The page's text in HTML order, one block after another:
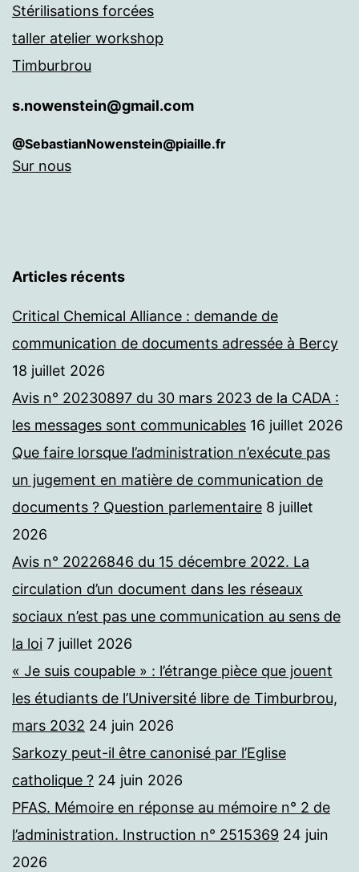
Stérilisations forcées
taller atelier workshop
Timburbrou
s.nowenstein@gmail.com
@SebastianNowenstein@piaille.fr
Sur nous
Articles récents
Critical Chemical Alliance : demande de
communication de documents adressée à Bercy
18 juillet 2026
Avis n° 20230897 du 30 mars 2023 de la CADA :
les messages sont communicables 16 juillet 2026
Que faire lorsque l’administration n’exécute pas
un jugement en matière de communication de
documents ? Question parlementaire 8 juillet
2026
Avis n° 20226846 du 15 décembre 2022. La
circulation d’un document dans les réseaux
sociaux n’est pas une communication au sens de
la loi 7 juillet 2026
« Je suis coupable » : l’étrange pièce que jouent
les étudiants de l’Université libre de Timburbrou,
mars 2032 24 juin 2026
Sarkozy peut-il être canonisé par l’Eglise
catholique ? 24 juin 2026
PFAS. Mémoire en réponse au mémoire n° 2 de
l’administration. Instruction n° 2515369 24 juin
2026